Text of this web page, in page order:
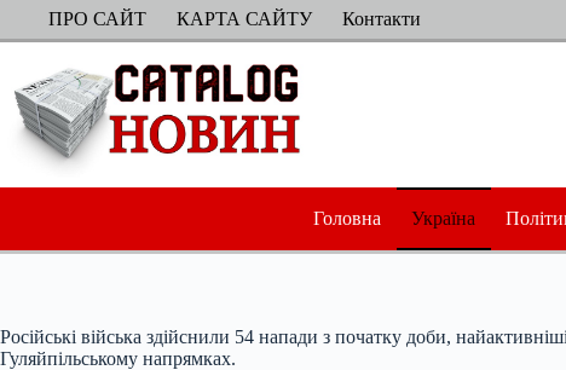
ПерейтиПРО САЙТ КАРТА САЙТУ Контакти
Головна Україна
Російські війська здійснили 54 напади з початку доби,
Гуляйпільському напрямках.